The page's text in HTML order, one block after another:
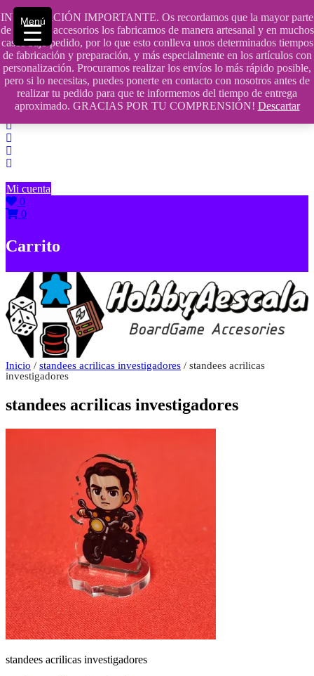
INFORMACIÓN IMPORTANTE. Os recordamos que la mayor parte
de nuestros accesorios los fabricamos de manera artesanal y en muchos
casos bajo pedido, por lo que esto conlleva unos determinados tiempos
de fabricación y preparación, y más especialmente en los artículos con
personalización. Procuramos realizar los envíos lo más rápido posible,
pero si lo necesitas, puedes ponerte en contacto con nosotros antes de
realizar tu pedido para que te informemos del tiempo de entrega
aproximado. GRACIAS POR TU COMPRENSIÓN! Descartar
Saltar
contenido
609241475 SOLO DE 10:00 a 14:00
info@hobbyaescala.com
San Fernando de Henares
10:00 - 14:00
Mi cuenta
0
0
Carrito
Inicio / standees acrilicas investigadores / standees acrilicas
investigadores
standees acrilicas investigadores
standees acrilicas investigadores
Menú